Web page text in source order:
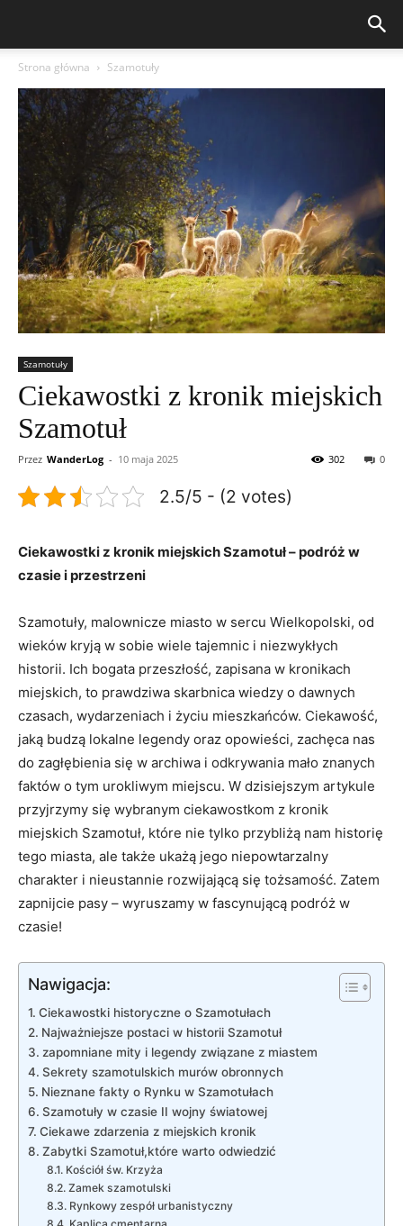
Strona główna Szamotuły
Szamotuły
Ciekawostki z kronik miejskich
Szamotuł
Przez WanderLog - 10 maja 2025 0
302
2.5/5 - (2 votes)
Ciekawostki z kronik miejskich Szamotuł – podróż w
czasie i przestrzeni
Szamotuły, malownicze miasto w sercu Wielkopolski, od
wieków kryją w sobie wiele tajemnic i niezwykłych
historii. Ich bogata przeszłość, zapisana w kronikach
miejskich, to prawdziwa skarbnica wiedzy o dawnych
czasach, wydarzeniach i życiu mieszkańców. Ciekawość,
jaką budzą lokalne legendy oraz opowieści, zachęca nas
do zagłębienia się w archiwa i odkrywania mało znanych
faktów o tym urokliwym miejscu. W dzisiejszym artykule
przyjrzymy się wybranym ciekawostkom z kronik
miejskich Szamotuł, które nie tylko przybliżą nam historię
tego miasta, ale także ukażą jego niepowtarzalny
charakter i nieustannie rozwijającą się tożsamość. Zatem
zapnijcie pasy – wyruszamy w fascynującą podróż w
czasie!
Nawigacja:
Ciekawostki historyczne o Szamotułach
Najważniejsze postaci w historii Szamotuł
zapomniane mity i legendy związane z miastem
Sekrety szamotulskich murów obronnych
Nieznane fakty o Rynku w Szamotułach
Szamotuły w czasie II wojny światowej
Ciekawe zdarzenia z miejskich kronik
Zabytki Szamotuł,które warto odwiedzić
Kościół św. Krzyża
Zamek szamotulski
Rynkowy zespół urbanistyczny